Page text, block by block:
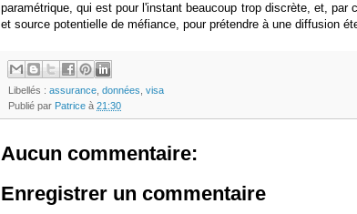
paramétrique, qui est pour l'instant beaucoup trop discrète, et, par
et source potentielle de méfiance, pour prétendre à une diffusion
Libellés : assurance, données, visa
Publié par Patrice à 21:30
Aucun commentaire:
Enregistrer un commentaire